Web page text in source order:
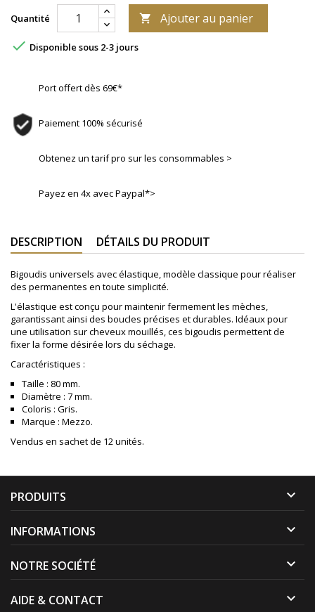
Quantité  Ajouter au panier
 Disponible sous 2-3 jours
Port offert dès 69€*
Paiement 100% sécurisé
Obtenez un tarif pro sur les consommables >
Payez en 4x avec Paypal*>
DESCRIPTION DÉTAILS DU PRODUIT
Bigoudis universels avec élastique, modèle classique pour réaliser
des permanentes en toute simplicité.
L'élastique est conçu pour maintenir fermement les mèches,
garantissant ainsi des boucles précises et durables. Idéaux pour
une utilisation sur cheveux mouillés, ces bigoudis permettent de
fixer la forme désirée lors du séchage.
Caractéristiques :
Taille : 80 mm.
Diamètre : 7 mm.
Coloris : Gris.
Marque : Mezzo.
Vendus en sachet de 12 unités.
PRODUITS 
INFORMATIONS 
NOTRE SOCIÉTÉ 
AIDE & CONTACT 